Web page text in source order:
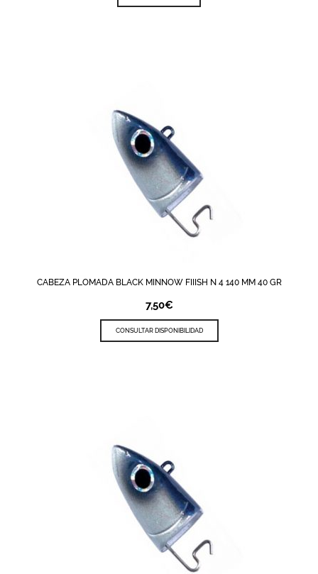
CABEZA PLOMADA BLACK MINNOW FIIISH N 4 140 MM 40 GR
7,50€
CONSULTAR DISPONIBILIDAD